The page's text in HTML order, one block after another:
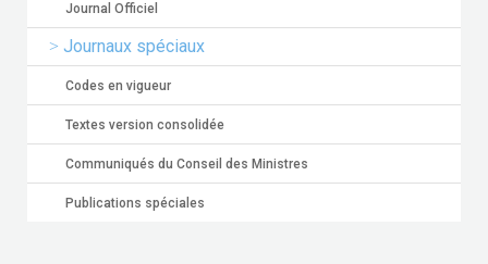
Journal Officiel
Journaux spéciaux
Codes en vigueur
Textes version consolidée
Communiqués du Conseil des Ministres
Publications spéciales